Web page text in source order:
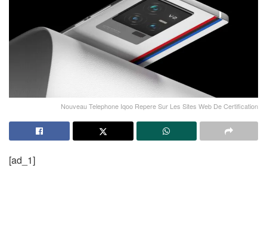
Nouveau Telephone Iqoo Repere Sur Les Sites Web De Certification
[ad_1]